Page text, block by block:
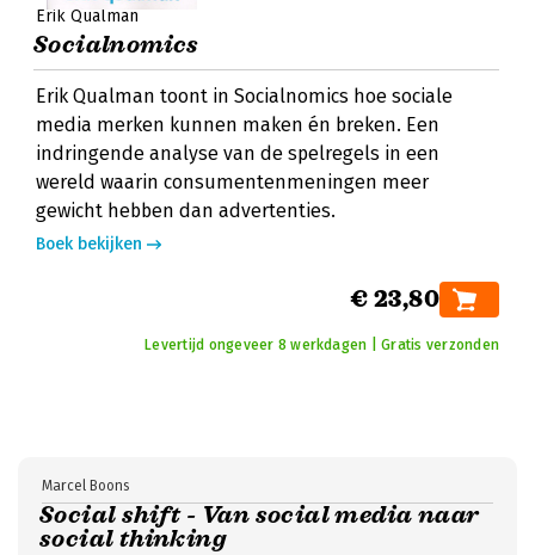
Erik Qualman
Socialnomics
Erik Qualman toont in Socialnomics hoe sociale
media merken kunnen maken én breken. Een
indringende analyse van de spelregels in een
wereld waarin consumentenmeningen meer
gewicht hebben dan advertenties.
Boek bekijken
€ 23,80
Levertijd ongeveer 8 werkdagen | Gratis verzonden
Social shift - Van social media naar
social thinking
Marcel Boons